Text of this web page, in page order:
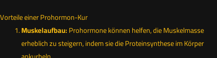
Vorteile einer Prohormon-Kur
Muskelaufbau:Prohormone können helfen, die Muskelmasse
erheblich zu steigern, indem sie die Proteinsynthese im Körper